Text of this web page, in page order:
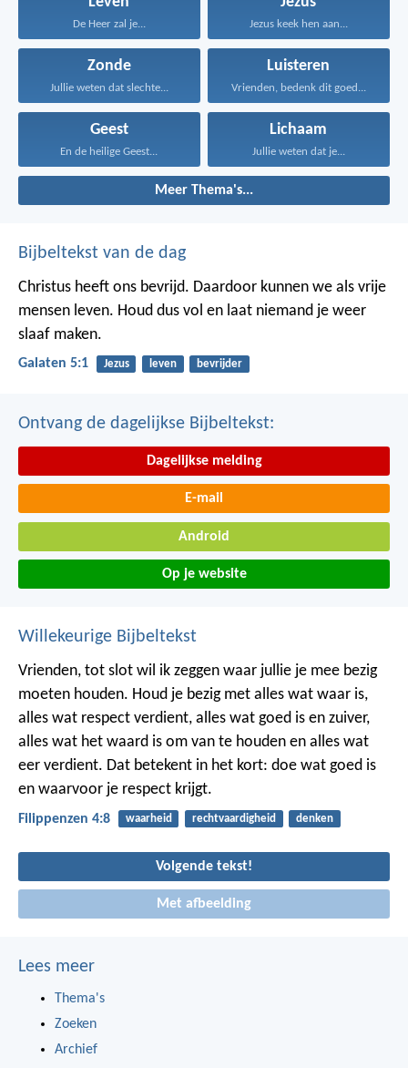
De Heer zal je... Jezus keek hen aan...
Zonde
Jullie weten dat slechte...
Luisteren
Vrienden, bedenk dit goed...
Geest
En de heilige Geest...
Lichaam
Jullie weten dat je...
Meer Thema's...
Bijbeltekst van de dag
Christus heeft ons bevrijd. Daardoor kunnen we als vrije
mensen leven. Houd dus vol en laat niemand je weer
slaaf maken.
Galaten 5:1 Jezus leven bevrijder
Ontvang de dagelijkse Bijbeltekst:
Dagelijkse melding
E-mail
Android
Op je website
Willekeurige Bijbeltekst
Vrienden, tot slot wil ik zeggen waar jullie je mee bezig
moeten houden. Houd je bezig met alles wat waar is,
alles wat respect verdient, alles wat goed is en zuiver,
alles wat het waard is om van te houden en alles wat
eer verdient. Dat betekent in het kort: doe wat goed is
en waarvoor je respect krijgt.
Filippenzen 4:8 waarheid rechtvaardigheid denken
Volgende tekst!
Met afbeelding
Lees meer
Thema's
Zoeken
Archief